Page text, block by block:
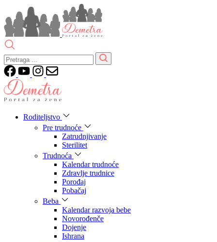
Roditeljstvo
Pre trudnoće
Zatrudnjivanje
Sterilitet
Trudnoća
Kalendar trudnoće
Zdravlje trudnice
Porođaj
Pobačaj
Beba
Kalendar razvoja bebe
Novorođenče
Dojenje
Ishrana